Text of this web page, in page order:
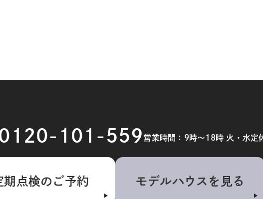
101-559 営業時間：9時～18時 火・水定
期点検のご予約 モデルハウスを見る